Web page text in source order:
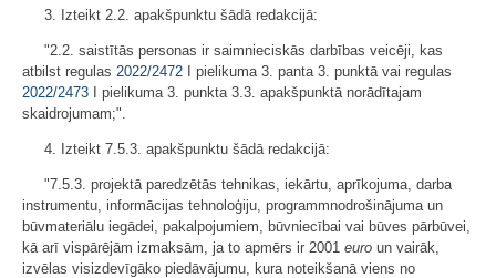
3. Izteikt 2.2. apakšpunktu šādā redakcijā:
"2.2. saistītās personas ir saimnieciskās darbības veicēji, kas
atbilst regulas 2022/2472 I pielikuma 3. panta 3. punktā vai regulas
2022/2473 I pielikuma 3. punkta 3.3. apakšpunktā norādītajam
skaidrojumam;".
4. Izteikt 7.5.3. apakšpunktu šādā redakcijā:
"7.5.3. projektā paredzētās tehnikas, iekārtu, aprīkojuma, darba
instrumentu, informācijas tehnoloģiju, programmnodrošinājuma un
būvmateriālu iegādei, pakalpojumiem, būvniecībai vai būves pārbūvei,
kā arī vispārējām izmaksām, ja to apmērs ir 2001 euro un vairāk,
izvēlas visizdevīgāko piedāvājumu, kura noteikšanā viens no